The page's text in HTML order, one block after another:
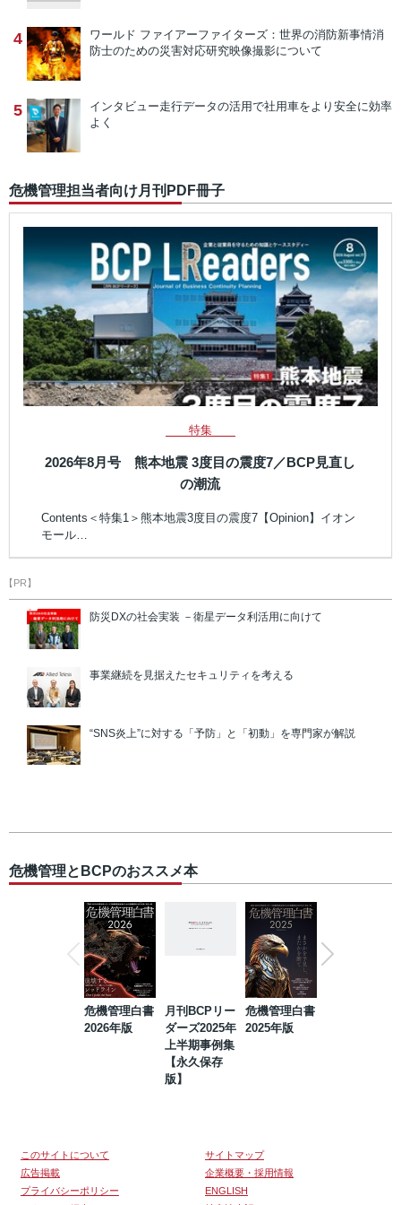
4 ワールド ファイアーファイターズ：世界の消防新事情消
防士のための災害対応研究映像撮影について
5 インタビュー走行データの活用で社用車をより安全に効率
よく
危機管理担当者向け月刊PDF冊子
特集
2026年8月号 熊本地震 3度目の震度7／BCP見直し
の潮流
Contents＜特集1＞熊本地震3度目の震度7【Opinion】イオン
モール…
【PR】
防災DXの社会実装 －衛星データ利活用に向けて
事業継続を見据えたセキュリティを考える
“SNS炎上”に対する「予防」と「初動」を専門家が解説
危機管理とBCPのおススメ本
危機管理白書
2026年版
月刊BCPリー
ダーズ2025年
上半期事例集
【永久保存
版】
危機管理白書
2025年版
このサイトについて
サイトマップ
広告掲載
企業概要・採用情報
プライバシーポリシー
ENGLISH